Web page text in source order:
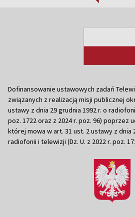
Dofinansowanie ustawowych zadań
związanych z realizacją misji publicznej
ustawy z dnia 29 grudnia 1992 r. o
poz. 1722 oraz z 2024 r. poz. 96) poprzez
której mowa w art. 31 ust. 2 ustawy z dnia
radiofonii i telewizji (Dz. U. z 2022 r. poz.